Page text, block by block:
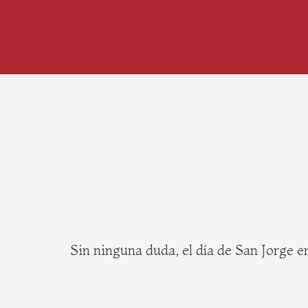
Sin ninguna duda, el día de San Jorge